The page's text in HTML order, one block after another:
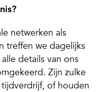
netwerken als
treffen we dagelijks
details van ons
Zijn zulke
of houden